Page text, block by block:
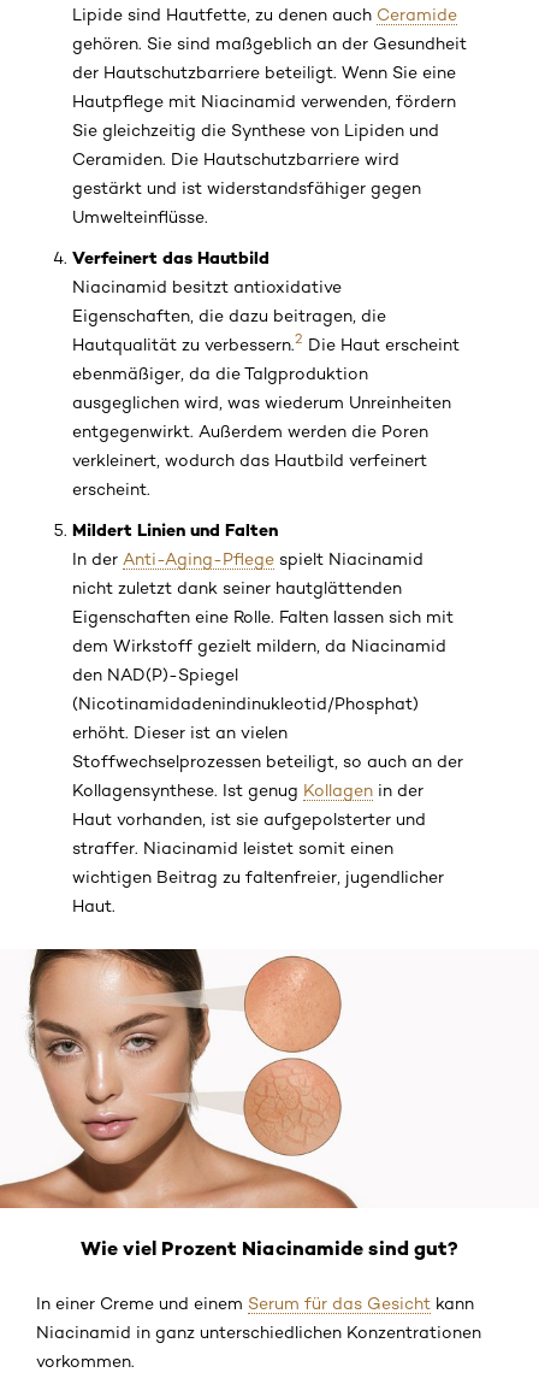
Lipide sind Hautfette, zu denen auch Ceramide
gehören. Sie sind maßgeblich an der Gesundheit
der Hautschutzbarriere beteiligt. Wenn Sie eine
Hautpflege mit Niacinamid verwenden, fördern
Sie gleichzeitig die Synthese von Lipiden und
Ceramiden. Die Hautschutzbarriere wird
gestärkt und ist widerstandsfähiger gegen
Umwelteinflüsse.
Verfeinert das Hautbild
Niacinamid besitzt antioxidative
Eigenschaften, die dazu beitragen, die
Hautqualität zu verbessern.2 Die Haut erscheint
ebenmäßiger, da die Talgproduktion
ausgeglichen wird, was wiederum Unreinheiten
entgegenwirkt. Außerdem werden die Poren
verkleinert, wodurch das Hautbild verfeinert
erscheint.
Mildert Linien und Falten
In der Anti-Aging-Pflege spielt Niacinamid
nicht zuletzt dank seiner hautglättenden
Eigenschaften eine Rolle. Falten lassen sich mit
dem Wirkstoff gezielt mildern, da Niacinamid
den NAD(P)-Spiegel
(Nicotinamidadenindinukleotid/Phosphat)
erhöht. Dieser ist an vielen
Stoffwechselprozessen beteiligt, so auch an der
Kollagensynthese. Ist genug Kollagen in der
Haut vorhanden, ist sie aufgepolsterter und
straffer. Niacinamid leistet somit einen
wichtigen Beitrag zu faltenfreier, jugendlicher
Haut.
Wie viel Prozent Niacinamide sind gut?
In einer Creme und einem Serum für das Gesicht kann
Niacinamid in ganz unterschiedlichen Konzentrationen
vorkommen.